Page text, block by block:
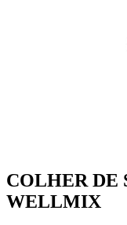
COLHER DE
WELLMIX